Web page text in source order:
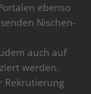
ebenso
Nischen-
auch auf
werden.
Rekrutierung